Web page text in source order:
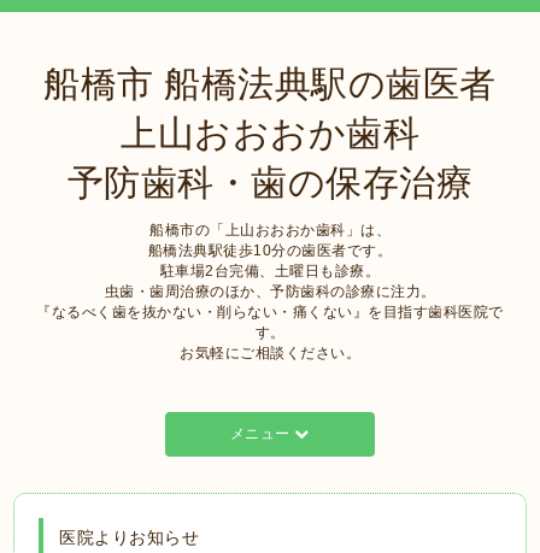
船橋市 船橋法典駅の歯医者
上山おおおか歯科
予防歯科・歯の保存治療
船橋市の「上山おおおか歯科」は、
船橋法典駅徒歩10分の歯医者です。
駐車場2台完備、土曜日も診療。
虫歯・歯周治療のほか、予防歯科の診療に注力。
『なるべく歯を抜かない・削らない・痛くない』を目指す歯科医院で
す。
お気軽にご相談ください。
メニュー
医院よりお知らせ